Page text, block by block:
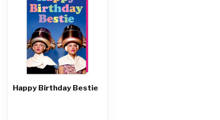
Happy Birthday Bestie